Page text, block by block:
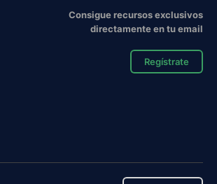
Consigue recursos exclusivos
directamente en tu email
Regístrate